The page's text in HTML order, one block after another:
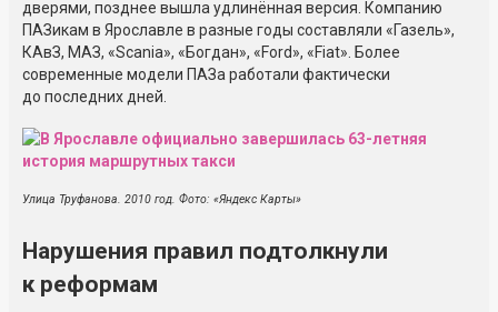
дверями, позднее вышла удлинённая версия. Компанию
ПАЗикам в Ярославле в разные годы составляли «Газель»,
КАвЗ, МАЗ, «Scania», «Богдан», «Ford», «Fiat». Более
современные модели ПАЗа работали фактически
до последних дней.
Улица Труфанова. 2010 год. Фото: «Яндекс Карты»
Нарушения правил подтолкнули
к реформам